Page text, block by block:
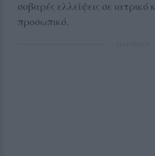
σοβαρές ελλείψεις σε ιατρικό
προσωπικό.